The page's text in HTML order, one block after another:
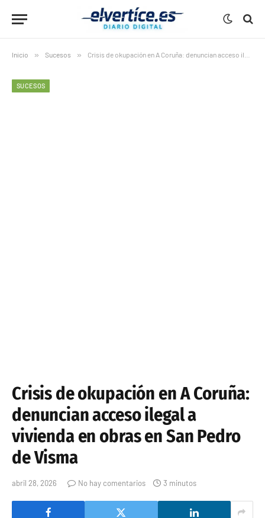
Inicio » Sucesos » Crisis de okupación en A Coruña: denuncian acceso ilegal a vivienda en obras en San Pedro de Visma
SUCESOS
Crisis de okupación en A Coruña:
denuncian acceso ilegal a
vivienda en obras en San Pedro
de Visma
abril 28, 2026 No hay comentarios 3 minutos